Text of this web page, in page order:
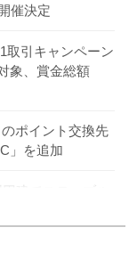
催決定
取引キャンペーン
象、賞金総額
のポイント交換先
」を追加
円建てステーブル